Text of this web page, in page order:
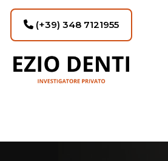
(+39) 348 7121955